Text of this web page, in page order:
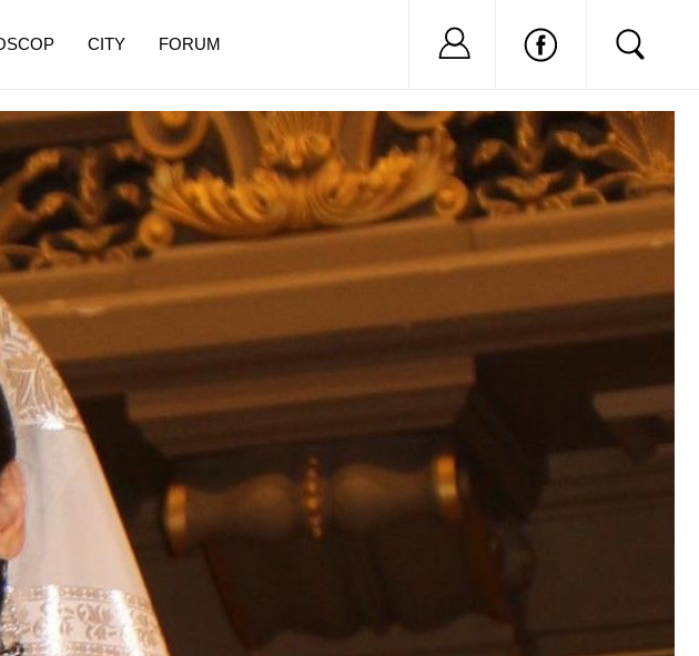
CITY FORUM Nu ai cont?
în vârstă